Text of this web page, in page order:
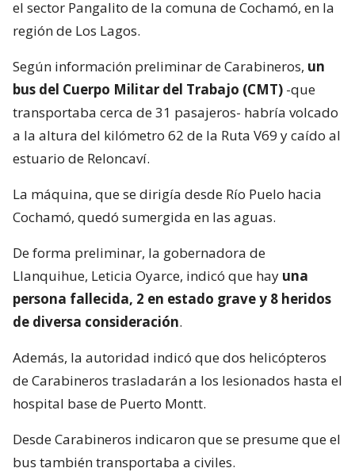
el sector Pangalito de la comuna de Cochamó, en la
región de Los Lagos.
Según información preliminar de Carabineros, un
bus del Cuerpo Militar del Trabajo (CMT) -que
transportaba cerca de 31 pasajeros- habría volcado
a la altura del kilómetro 62 de la Ruta V69 y caído al
estuario de Reloncaví.
La máquina, que se dirigía desde Río Puelo hacia
Cochamó, quedó sumergida en las aguas.
De forma preliminar, la gobernadora de
Llanquihue, Leticia Oyarce, indicó que hay una
persona fallecida, 2 en estado grave y 8 heridos
de diversa consideración.
Además, la autoridad indicó que dos helicópteros
de Carabineros trasladarán a los lesionados hasta el
hospital base de Puerto Montt.
Desde Carabineros indicaron que se presume que el
bus también transportaba a civiles.